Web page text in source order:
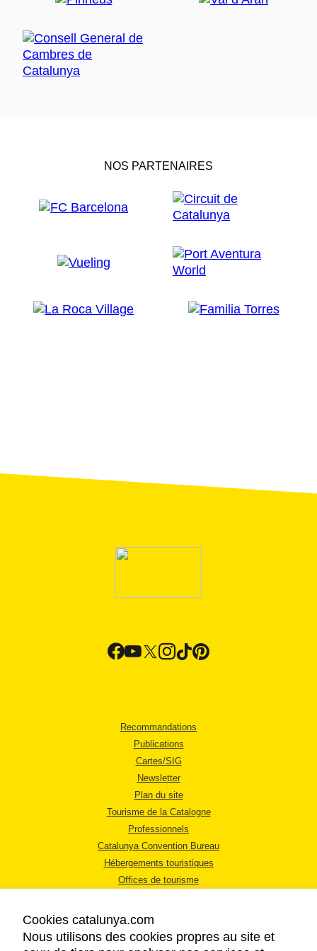
NOS PARTENAIRES
Recommandations
Publications
Cartes/SIG
Newsletter
Plan du site
Tourisme de la Catalogne
Professionnels
Catalunya Convention Bureau
Hébergements touristiques
Offices de tourisme
Cookies catalunya.com
Nous utilisons des cookies propres au site et